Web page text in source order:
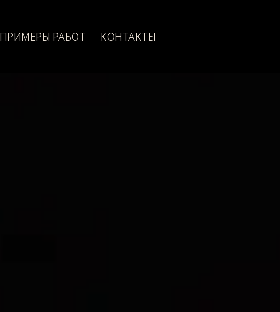
ПРИМЕРЫ РАБОТ КОНТАКТЫ